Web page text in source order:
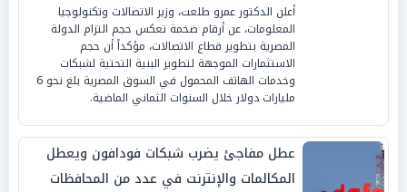
أعلن الدكتور عمرو طلعت، وزير الاتصالات وتكنولوجيا
المعلومات، عن أرقام ضخمة تعكس حجم التزام الدولة
المصرية بتطوير قطاع الاتصالات، مؤكداً أن حجم
الاستثمارات الموجهة لتطوير البنية التحتية لشبكات
وخدمات الهاتف المحمول في السوق المصرية بلغ نحو 6
مليارات دولار خلال السنوات الثماني الماضية.
عطل مفاجئ يضرب شبكات فودافون ويعطل
المكالمات والإنترنت في عدد من المحافظات